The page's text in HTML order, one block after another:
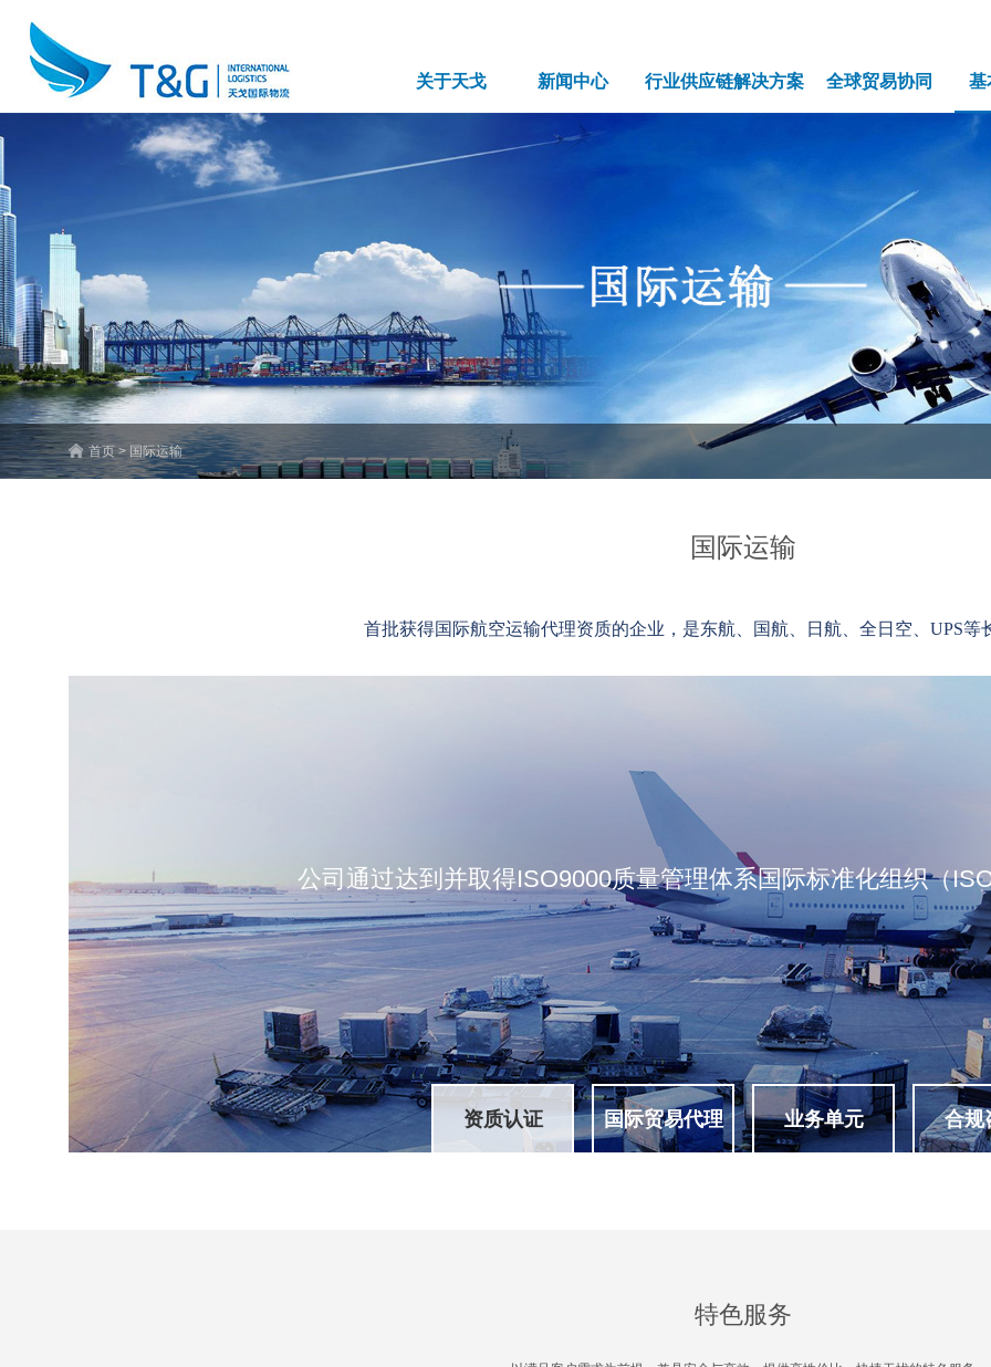
关于天戈 新闻中心 行业供应链解决方案 全球贸易协同 基
首页 > 国际运输
国际运输
首批获得国际航空运输代理资质的企业，是东航、国航、日航、全日空、 UPS等
公司通过达到并取得ISO9000质量管理体系国际标准化组织（
资质认证 国际贸易代理 业务单元 合规
特色服务